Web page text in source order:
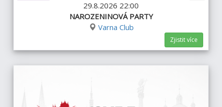
29.8.2026 22:00
NAROZENINOVÁ PARTY
Varna Club
Zjistit více